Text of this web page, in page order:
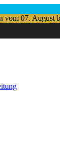
vom 07. August